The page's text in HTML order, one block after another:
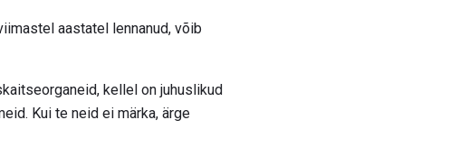
aastatel lennanud, võib
kellel on juhuslikud
Kui te neid ei märka, ärge